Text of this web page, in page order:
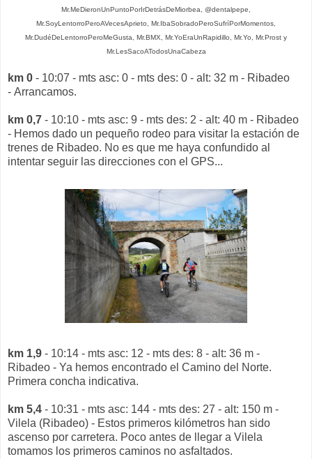
Mr.MeDieronUnPuntoPorIrDetrásDeMiorbea, @dentalpepe,
Mr.SoyLentorroPeroAVecesAprieto, Mr.IbaSobradoPeroSufríPorMomentos,
Mr.DudéDeLentorroPeroMeGusta, Mr.BMX, Mr.YoEraUnRapidillo, Mr.Yo, Mr.Prost y
Mr.LesSacoATodosUnaCabeza
km 0 - 10:07 - mts asc: 0 - mts des: 0 - alt: 32 m - Ribadeo
- Arrancamos.
km 0,7 - 10:10 - mts asc: 9 - mts des: 2 - alt: 40 m - Ribadeo
- Hemos dado un pequeño rodeo para visitar la estación de
trenes de Ribadeo. No es que me haya confundido al
intentar seguir las direcciones con el GPS...
km 1,9 - 10:14 - mts asc: 12 - mts des: 8 - alt: 36 m -
Ribadeo - Ya hemos encontrado el Camino del Norte.
Primera concha indicativa.
km 5,4 - 10:31 - mts asc: 144 - mts des: 27 - alt: 150 m -
Vilela (Ribadeo) - Estos primeros kilómetros han sido
ascenso por carretera. Poco antes de llegar a Vilela
tomamos los primeros caminos no asfaltados.